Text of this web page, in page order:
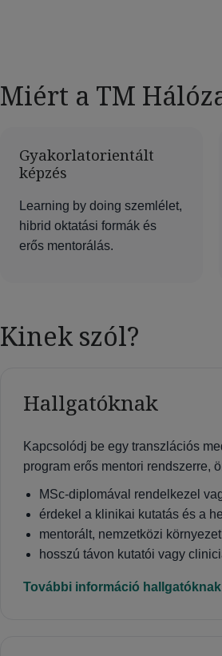
Miért a TM
Gyakorlatorientált
képzés
Learning by doing szemlélet,
hibrid oktatási formák és
erős mentorálás.
Kinek szól?
Hallgatóknak
Kapcsolódj be egy transzlációs
program erős mentori rendszerre,
MSc-diplomával rendelkezel
érdekel a klinikai kutatás és a
mentorált, nemzetközi
hosszú távon kutatói vagy
További információ